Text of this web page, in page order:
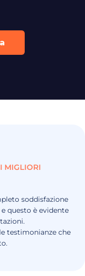
MIGLIORI
soddisfazione
e questo è evidente
testimonianze che